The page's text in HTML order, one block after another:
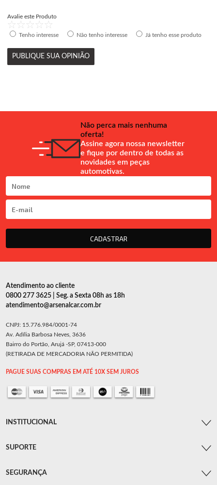
Avalie este Produto
Tenho interesse Não tenho interesse Já tenho esse produto
PUBLIQUE SUA OPINIÃO
Não perca mais nenhuma
oferta!
Assine agora nossa newsletter
e fique por dentro de todas as
novidades em peças
automotivas.
CADASTRAR
Atendimento ao cliente
0800 277 3625 | Seg. a Sexta 08h as 18h
atendimento@arsenalcar.com.br
CNPJ: 15.776.984/0001-74
Av. Adília Barbosa Neves, 3636
Bairro do Portão, Arujá -SP, 07413-000
(RETIRADA DE MERCADORIA NÃO PERMITIDA)
PAGUE SUAS COMPRAS EM ATÉ 10X SEM JUROS
INSTITUCIONAL
SUPORTE
SEGURANÇA